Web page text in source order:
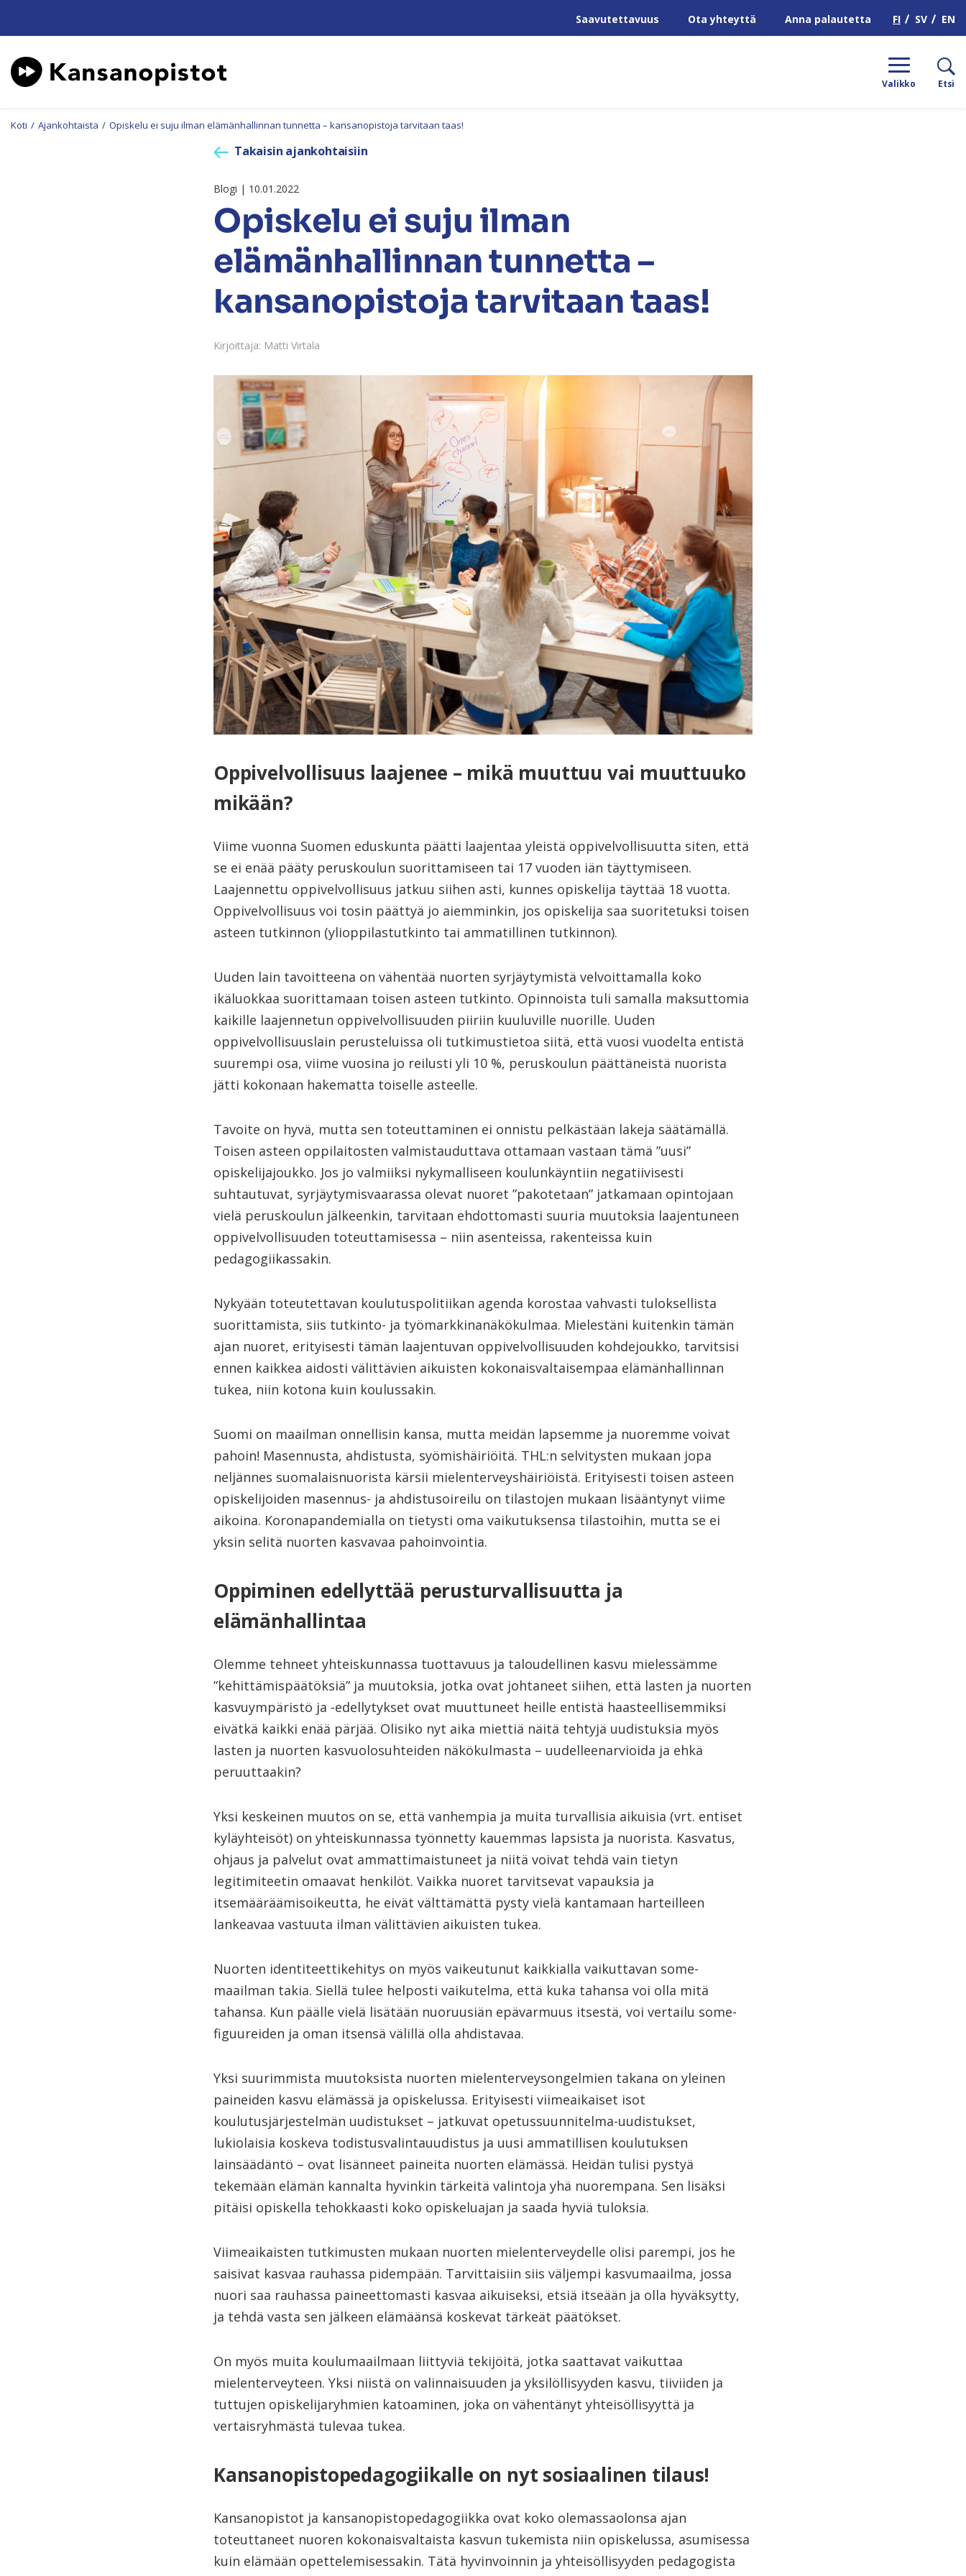
Saavutettavuus Ota yhteyttä Anna palautetta FI SV EN
Valikko Etsi
Koti / Ajankohtaista / Opiskelu ei suju ilman elämänhallinnan tunnetta – kansanopistoja tarvitaan taas!
Takaisin ajankohtaisiin
Blogi | 10.01.2022
Opiskelu ei suju ilman
elämänhallinnan tunnetta –
kansanopistoja tarvitaan taas!
Kirjoittaja: Matti Virtala
Oppivelvollisuus laajenee – mikä muuttuu vai muuttuuko
mikään?
Viime vuonna Suomen eduskunta päätti laajentaa yleistä oppivelvollisuutta siten, että
se ei enää pääty peruskoulun suorittamiseen tai 17 vuoden iän täyttymiseen.
Laajennettu oppivelvollisuus jatkuu siihen asti, kunnes opiskelija täyttää 18 vuotta.
Oppivelvollisuus voi tosin päättyä jo aiemminkin, jos opiskelija saa suoritetuksi toisen
asteen tutkinnon (ylioppilastutkinto tai ammatillinen tutkinnon).
Uuden lain tavoitteena on vähentää nuorten syrjäytymistä velvoittamalla koko
ikäluokkaa suorittamaan toisen asteen tutkinto. Opinnoista tuli samalla maksuttomia
kaikille laajennetun oppivelvollisuuden piiriin kuuluville nuorille. Uuden
oppivelvollisuuslain perusteluissa oli tutkimustietoa siitä, että vuosi vuodelta entistä
suurempi osa, viime vuosina jo reilusti yli 10 %, peruskoulun päättäneistä nuorista
jätti kokonaan hakematta toiselle asteelle.
Tavoite on hyvä, mutta sen toteuttaminen ei onnistu pelkästään lakeja säätämällä.
Toisen asteen oppilaitosten valmistauduttava ottamaan vastaan tämä ”uusi”
opiskelijajoukko. Jos jo valmiiksi nykymalliseen koulunkäyntiin negatiivisesti
suhtautuvat, syrjäytymisvaarassa olevat nuoret ”pakotetaan” jatkamaan opintojaan
vielä peruskoulun jälkeenkin, tarvitaan ehdottomasti suuria muutoksia laajentuneen
oppivelvollisuuden toteuttamisessa – niin asenteissa, rakenteissa kuin
pedagogiikassakin.
Nykyään toteutettavan koulutuspolitiikan agenda korostaa vahvasti tuloksellista
suorittamista, siis tutkinto- ja työmarkkinanäkökulmaa. Mielestäni kuitenkin tämän
ajan nuoret, erityisesti tämän laajentuvan oppivelvollisuuden kohdejoukko, tarvitsisi
ennen kaikkea aidosti välittävien aikuisten kokonaisvaltaisempaa elämänhallinnan
tukea, niin kotona kuin koulussakin.
Suomi on maailman onnellisin kansa, mutta meidän lapsemme ja nuoremme voivat
pahoin! Masennusta, ahdistusta, syömishäiriöitä. THL:n selvitysten mukaan jopa
neljännes suomalaisnuorista kärsii mielenterveyshäiriöistä. Erityisesti toisen asteen
opiskelijoiden masennus- ja ahdistusoireilu on tilastojen mukaan lisääntynyt viime
aikoina. Koronapandemialla on tietysti oma vaikutuksensa tilastoihin, mutta se ei
yksin selitä nuorten kasvavaa pahoinvointia.
Oppiminen edellyttää perusturvallisuutta ja
elämänhallintaa
Olemme tehneet yhteiskunnassa tuottavuus ja taloudellinen kasvu mielessämme
”kehittämispäätöksiä” ja muutoksia, jotka ovat johtaneet siihen, että lasten ja nuorten
kasvuympäristö ja -edellytykset ovat muuttuneet heille entistä haasteellisemmiksi
eivätkä kaikki enää pärjää. Olisiko nyt aika miettiä näitä tehtyjä uudistuksia myös
lasten ja nuorten kasvuolosuhteiden näkökulmasta – uudelleenarvioida ja ehkä
peruuttaakin?
Yksi keskeinen muutos on se, että vanhempia ja muita turvallisia aikuisia (vrt. entiset
kyläyhteisöt) on yhteiskunnassa työnnetty kauemmas lapsista ja nuorista. Kasvatus,
ohjaus ja palvelut ovat ammattimaistuneet ja niitä voivat tehdä vain tietyn
legitimiteetin omaavat henkilöt. Vaikka nuoret tarvitsevat vapauksia ja
itsemääräämisoikeutta, he eivät välttämättä pysty vielä kantamaan harteilleen
lankeavaa vastuuta ilman välittävien aikuisten tukea.
Nuorten identiteettikehitys on myös vaikeutunut kaikkialla vaikuttavan some-
maailman takia. Siellä tulee helposti vaikutelma, että kuka tahansa voi olla mitä
tahansa. Kun päälle vielä lisätään nuoruusiän epävarmuus itsestä, voi vertailu some-
figuureiden ja oman itsensä välillä olla ahdistavaa.
Yksi suurimmista muutoksista nuorten mielenterveysongelmien takana on yleinen
paineiden kasvu elämässä ja opiskelussa. Erityisesti viimeaikaiset isot
koulutusjärjestelmän uudistukset – jatkuvat opetussuunnitelma-uudistukset,
lukiolaisia koskeva todistusvalintauudistus ja uusi ammatillisen koulutuksen
lainsäädäntö – ovat lisänneet paineita nuorten elämässä. Heidän tulisi pystyä
tekemään elämän kannalta hyvinkin tärkeitä valintoja yhä nuorempana. Sen lisäksi
pitäisi opiskella tehokkaasti koko opiskeluajan ja saada hyviä tuloksia.
Viimeaikaisten tutkimusten mukaan nuorten mielenterveydelle olisi parempi, jos he
saisivat kasvaa rauhassa pidempään. Tarvittaisiin siis väljempi kasvumaailma, jossa
nuori saa rauhassa paineettomasti kasvaa aikuiseksi, etsiä itseään ja olla hyväksytty,
ja tehdä vasta sen jälkeen elämäänsä koskevat tärkeät päätökset.
On myös muita koulumaailmaan liittyviä tekijöitä, jotka saattavat vaikuttaa
mielenterveyteen. Yksi niistä on valinnaisuuden ja yksilöllisyyden kasvu, tiiviiden ja
tuttujen opiskelijaryhmien katoaminen, joka on vähentänyt yhteisöllisyyttä ja
vertaisryhmästä tulevaa tukea.
Kansanopistopedagogiikalle on nyt sosiaalinen tilaus!
Kansanopistot ja kansanopistopedagogiikka ovat koko olemassaolonsa ajan
toteuttaneet nuoren kokonaisvaltaista kasvun tukemista niin opiskelussa, asumisessa
kuin elämään opettelemisessakin. Tätä hyvinvoinnin ja yhteisöllisyyden pedagogista